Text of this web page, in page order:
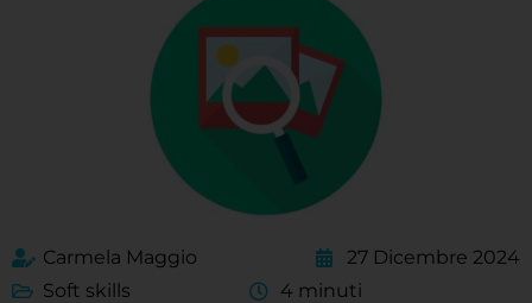
Carmela Maggio
27 Dicembre 2024
Soft skills
4 minuti